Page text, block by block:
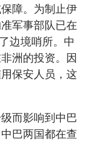
障。为制止伊
军事部队已在
边境哨所。中
洲的投资。因
保安人员，这
而影响到中巴
巴两国都在查